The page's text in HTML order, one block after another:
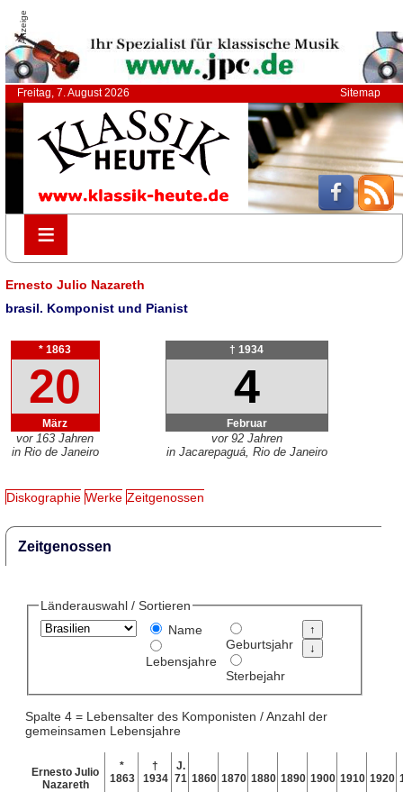
Anzeige
Freitag, 7. August 2026 Sitemap
≡
≡
Ernesto Julio Nazareth
brasil. Komponist und Pianist
* 1863
20
März
vor 163 Jahren
in Rio de Janeiro
† 1934
4
Februar
vor 92 Jahren
in Jacarepaguá, Rio de Janeiro
Diskographie Werke Zeitgenossen
Zeitgenossen
Länderauswahl / Sortieren
Name
Lebensjahre
Geburtsjahr
Sterbejahr
Spalte 4 = Lebensalter des Komponisten / Anzahl der
gemeinsamen Lebensjahre
Ernesto Julio
Nazareth
*
1863
†
1934
J.
71 1860 1870 1880 1890 1900 1910 1920